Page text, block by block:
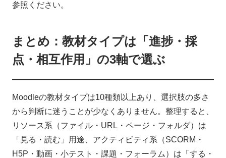
参照ください。
まとめ：教材タイプは「進捗・採
点・相互作用」の3軸で選ぶ
Moodleの教材タイプは10種類以上あり、選択肢の多さ
から判断に迷うことが少なくありません。整理すると、
リソース系（ファイル・URL・ページ・フォルダ）は
「見る・読む」用途、アクティビティ系（SCORM・
H5P・動画・小テスト・課題・フォーラム）は「する・